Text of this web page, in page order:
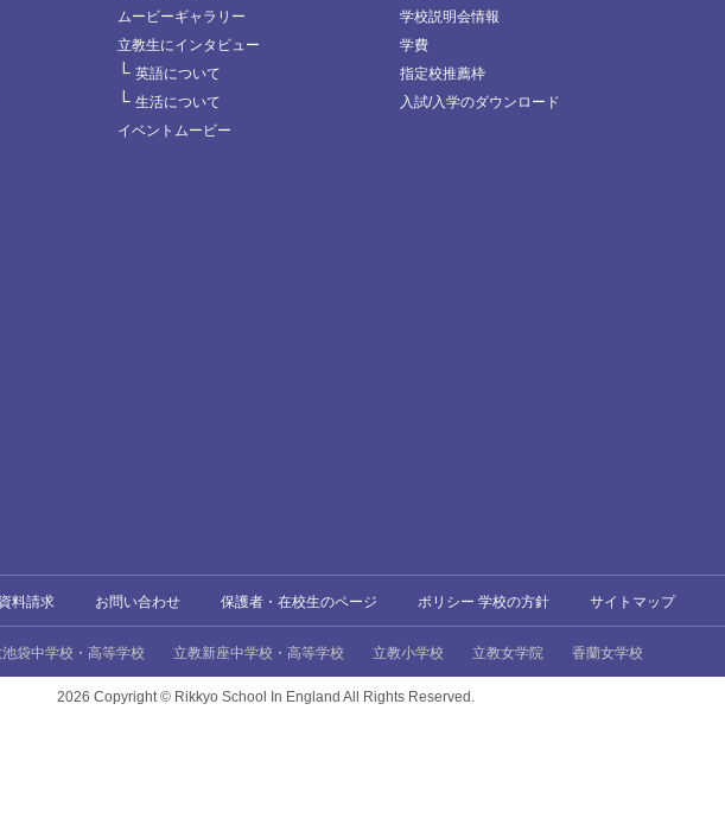
ムービーギャラリー
立教生にインタビュー
└ 英語について
└ 生活について
イベントムービー
学校説明会情報
学費
指定校推薦枠
入試/入学のダウンロード
資料請求 お問い合わせ 保護者・在校生のページ ポリシー 学校の方針 サイトマップ
池袋中学校・高等学校 立教新座中学校・高等学校 立教小学校 立教女学院 香蘭女学校
2026 Copyright © Rikkyo School In England All Rights Reserved.